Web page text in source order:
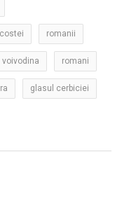
costei romanii
voivodina romani
glasul cerbiciei